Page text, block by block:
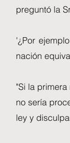
preguntó la
'¿Por
nación
"Si la
no sería
ley y